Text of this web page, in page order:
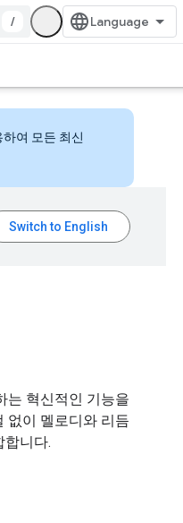
/
여 모든 최신
는 혁신적인 기능을
없이 멜로디와 리듬
합니다.